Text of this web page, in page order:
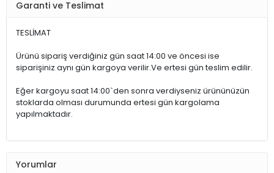
Garanti ve Teslimat
TESLİMAT
Ürünü sipariş verdiğiniz gün saat 14:00 ve öncesi ise
siparişiniz aynı gün kargoya verilir.Ve ertesi gün teslim edilir.
Eğer kargoyu saat 14:00`den sonra verdiyseniz ürününüzün
stoklarda olması durumunda ertesi gün kargolama
yapılmaktadır.
Yorumlar